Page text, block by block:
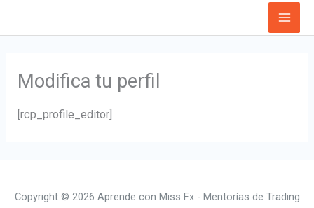
Modifica tu perfil
[rcp_profile_editor]
Copyright © 2026 Aprende con Miss Fx - Mentorías de Trading